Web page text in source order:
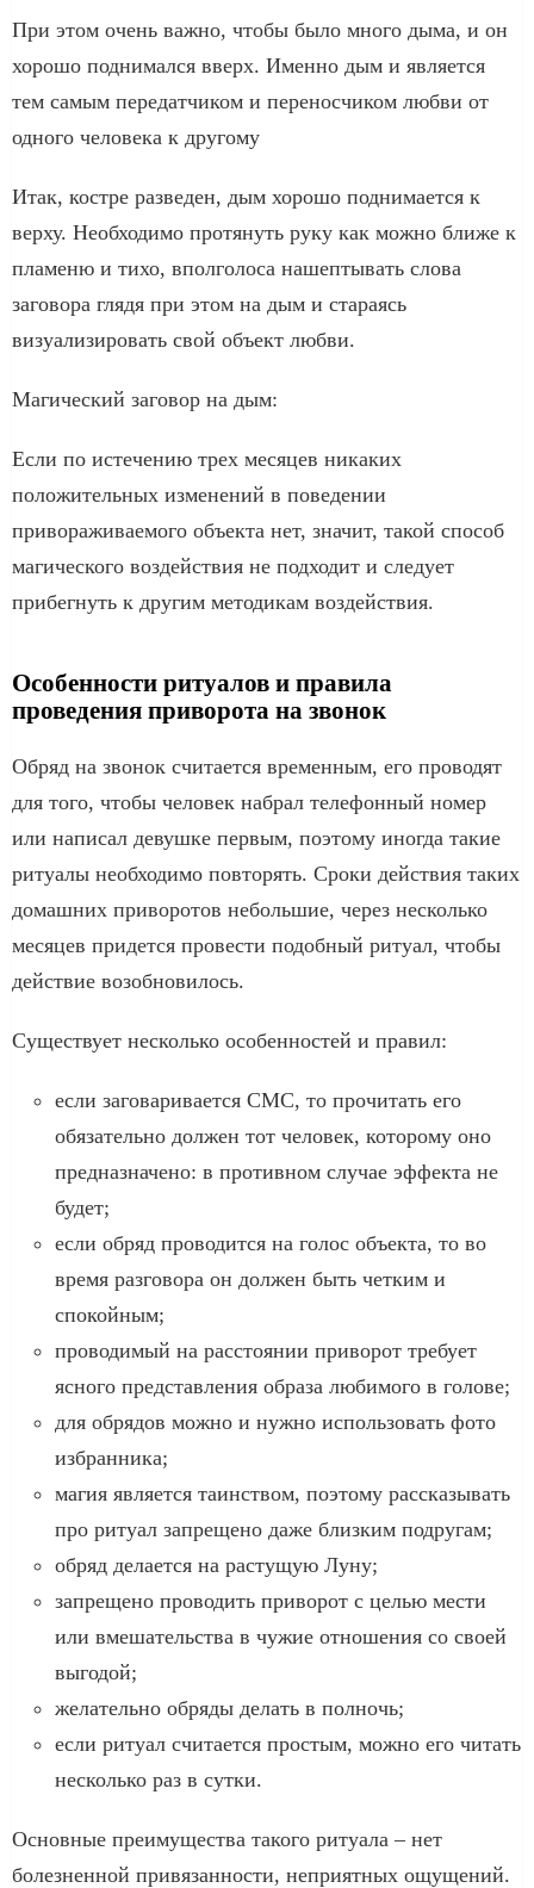
При этом очень важно, чтобы было много дыма, и он
хорошо поднимался вверх. Именно дым и является
тем самым передатчиком и переносчиком любви от
одного человека к другому
Итак, костре разведен, дым хорошо поднимается к
верху. Необходимо протянуть руку как можно ближе к
пламеню и тихо, вполголоса нашептывать слова
заговора глядя при этом на дым и стараясь
визуализировать свой объект любви.
Магический заговор на дым:
Если по истечению трех месяцев никаких
положительных изменений в поведении
привораживаемого объекта нет, значит, такой способ
магического воздействия не подходит и следует
прибегнуть к другим методикам воздействия.
Особенности ритуалов и правила
проведения приворота на звонок
Обряд на звонок считается временным, его проводят
для того, чтобы человек набрал телефонный номер
или написал девушке первым, поэтому иногда такие
ритуалы необходимо повторять. Сроки действия таких
домашних приворотов небольшие, через несколько
месяцев придется провести подобный ритуал, чтобы
действие возобновилось.
Существует несколько особенностей и правил:
если заговаривается СМС, то прочитать его
обязательно должен тот человек, которому оно
предназначено: в противном случае эффекта не
будет;
если обряд проводится на голос объекта, то во
время разговора он должен быть четким и
спокойным;
проводимый на расстоянии приворот требует
ясного представления образа любимого в голове;
для обрядов можно и нужно использовать фото
избранника;
магия является таинством, поэтому рассказывать
про ритуал запрещено даже близким подругам;
обряд делается на растущую Луну;
запрещено проводить приворот с целью мести
или вмешательства в чужие отношения со своей
выгодой;
желательно обряды делать в полночь;
если ритуал считается простым, можно его читать
несколько раз в сутки.
Основные преимущества такого ритуала – нет
болезненной привязанности, неприятных ощущений.